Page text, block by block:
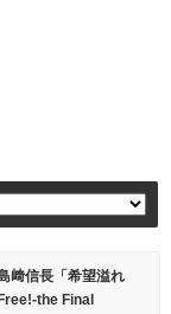
﨑信長「希望溢れ
the Final